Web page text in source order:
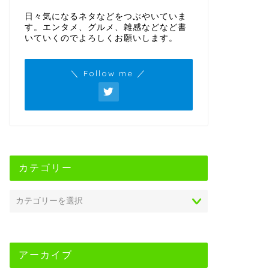
日々気になるネタなどをつぶやいていま
す。エンタメ、グルメ、雑感などなど書
いていくのでよろしくお願いします。
＼ Follow me ／
カテゴリー
アーカイブ